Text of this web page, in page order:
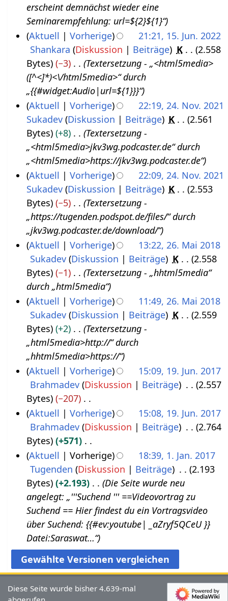
erscheint demnächst wieder eine
Seminarempfehlung: url=${2}${1}“
u
2
Aktuell Vorherige
21:21, 15. Jun. 2022
Shankara Diskussion Beiträge K
2.558
Bytes
−3
Textersetzung - „<html5media>
([^<]*)<\/html5media>“ durch
„{{#widget:Audio|url=${1}}}“
o
e
2
Aktuell Vorherige
22:19, 24. Nov. 2021
Sukadev Diskussion Beiträge K
2.561
Bytes
+8
Textersetzung -
„<html5media>jkv3wg.podcaster.de“ durch
„<html5media>https://jkv3wg.podcaster.de“
Aktuell
Vorherige
22:09, 24. Nov. 2021
Sukadev Diskussion Beiträge K
2.553
Bytes
−5
Textersetzung -
„https://tugenden.podspot.de/files/“ durch
„jkv3wg.podcaster.de/download/“
M
1
Aktuell Vorherige
13:22, 26. Mai 2018
Sukadev Diskussion Beiträge K
2.558
Bytes
−1
Textersetzung - „hhtml5media“
durch „html5media“
Aktuell
Vorherige
11:49, 26. Mai 2018
Sukadev Diskussion Beiträge K
2.559
Bytes
+2
Textersetzung -
„html5media>http://“ durch
„hhtml5media>https://“
n
Aktuell Vorherige
15:09, 19. Jun. 2017
Brahmadev Diskussion Beiträge
2.557
Bytes
−207
K
i
n
e
B
e
a
r
b
e
i
t
u
Aktuell Vorherige
15:08, 19. Jun. 2017
Brahmadev Diskussion Beiträge
2.764
Bytes
+571
K
e
i
n
e
B
e
a
r
b
e
r
2
Aktuell Vorherige
18:39, 1. Jan. 2017
Tugenden Diskussion Beiträge
2.193
Bytes
+2.193
Die Seite wurde neu
angelegt: „'''Suchend‏‎ ''' ==Videovortrag zu
Suchend‏‎ == Hier findest du ein Vortragsvideo
über Suchend‏‎: {{#ev:youtube| _aZryf5QCeU }}
Datei:Saraswat…“
Diese Seite wurde bisher 4.639-mal